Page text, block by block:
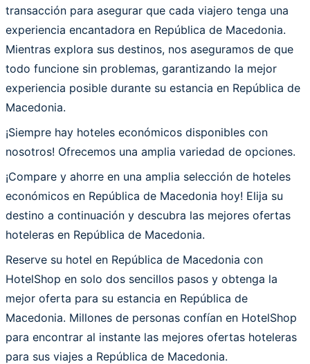
transacción para asegurar que cada viajero tenga una
experiencia encantadora en República de Macedonia.
Mientras explora sus destinos, nos aseguramos de que
todo funcione sin problemas, garantizando la mejor
experiencia posible durante su estancia en República de
Macedonia.
¡Siempre hay hoteles económicos disponibles con
nosotros! Ofrecemos una amplia variedad de opciones.
¡Compare y ahorre en una amplia selección de hoteles
económicos en República de Macedonia hoy! Elija su
destino a continuación y descubra las mejores ofertas
hoteleras en República de Macedonia.
Reserve su hotel en República de Macedonia con
HotelShop en solo dos sencillos pasos y obtenga la
mejor oferta para su estancia en República de
Macedonia. Millones de personas confían en HotelShop
para encontrar al instante las mejores ofertas hoteleras
para sus viajes a República de Macedonia.